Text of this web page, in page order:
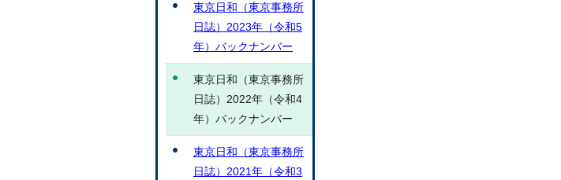
東京日和（東京事務所
日誌）2023年（令和5
年）バックナンバー
東京日和（東京事務所
日誌）2022年（令和4
年）バックナンバー
東京日和（東京事務所
日誌）2021年（令和3